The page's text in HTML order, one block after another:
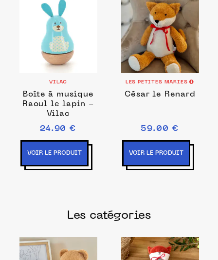
VILAC
Boîte à musique
Raoul le lapin -
Vilac
24.90 €
VOIR LE PRODUIT
LES PETITES MARIES
César le Renard
59.00 €
VOIR LE PRODUIT
Les catégories